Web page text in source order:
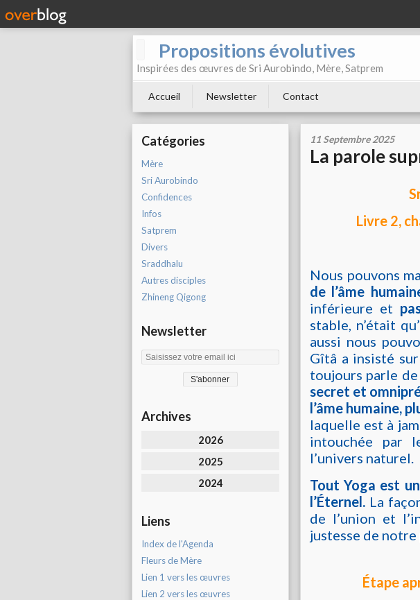
Propositions évolutives
Inspirées des œuvres de Sri Aurobindo, Mère, Satprem
Accueil Newsletter Contact
Catégories
Mère
Sri Aurobindo
Confidences
Infos
Satprem
Divers
Sraddhalu
Autres disciples
Zhineng Qigong
Newsletter
Archives
2026
2025
2024
Liens
Index de l'Agenda
Fleurs de Mère
Lien 1 vers les œuvres
Lien 2 vers les œuvres
11 Septembre 2025
La parole
Livre 2,
Nous pouvons
de l’âme
inférieure et
stable, n’était
aussi nous
Gîtâ a insisté sur
toujours parle de
secret et
l’âme humaine,
laquelle est à
intouchée par
l’univers naturel.
Tout Yoga est
l’Éternel. La
de l’union et
justesse de
Étape